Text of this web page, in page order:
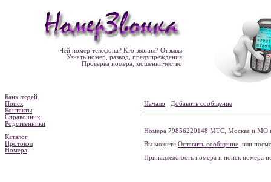
Чей номер телефона? Кто звонил? Отзывы
Узнать номер, развод, предупреждения
Проверка номера, мошенничество
Банк людей
Поиск
Контакты
Справочник
Родственники
Каталог
Протокол
Номера
Начало Добавить сообщение
Номера 79856220148 МТС, Москва и МО
Вы можете Оставить сообщение или
Принадлежность номера и поиск номера